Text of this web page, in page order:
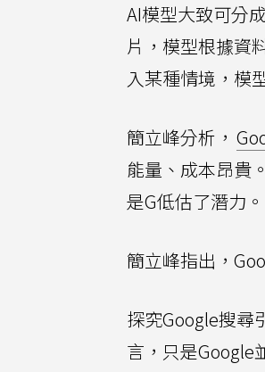
AI模型大致可分
片，模型根據資
入某種情境，模
簡立峰分析，
能量、成本昂貴
是G低估了潛力。
簡立峰指出，
探究Google搜尋
言，只是Google